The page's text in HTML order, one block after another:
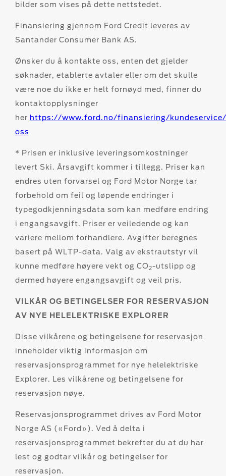
bilder som vises på dette nettstedet.
Finansiering gjennom Ford Credit leveres av
Santander Consumer Bank AS.
Ønsker du å kontakte oss, enten det gjelder
søknader, etablerte avtaler eller om det skulle
være noe du ikke er helt fornøyd med, finner du
kontaktopplysninger
her https://www.ford.no/finansiering/
oss
* Prisen er inklusive leveringsomkostninger
levert Ski. Årsavgift kommer i tillegg. Priser kan
endres uten forvarsel og Ford Motor Norge tar
forbehold om feil og løpende endringer i
typegodkjenningsdata som kan medføre endring
i engangsavgift. Priser er veiledende og kan
variere mellom forhandlere. Avgifter beregnes
basert på WLTP-data. Valg av ekstrautstyr vil
kunne medføre høyere vekt og CO 2-utslipp og
dermed høyere engangsavgift og veil pris.
VILKÅR OG BETINGELSER FOR RESERVASJON
AV NYE HELELEKTRISKE EXPLORER
Disse vilkårene og betingelsene for reservasjon
inneholder viktig informasjon om
reservasjonsprogrammet for nye helelektriske
Explorer. Les vilkårene og betingelsene for
reservasjon nøye.
Reservasjonsprogrammet drives av Ford Motor
Norge AS («Ford»). Ved å delta i
reservasjonsprogrammet bekrefter du at du har
lest og godtar vilkår og betingelser for
reservasjon.